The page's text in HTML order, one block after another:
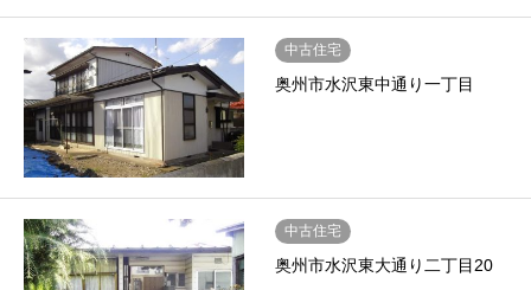
中古住宅
奥州市水沢東中通り一丁目
中古住宅
奥州市水沢東大通り二丁目20